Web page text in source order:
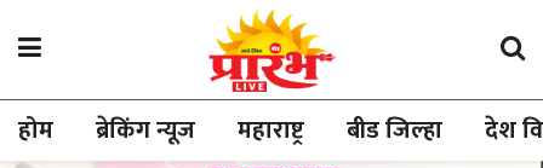
होम ब्रेकिंग न्यूज महाराष्ट्र बीड जिल्हा देश